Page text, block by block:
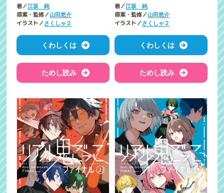
著／江坂 純
原案・監修／山田悠介
イラスト／さくしゃ２
くわしくは
ためし読み
著／江坂 純
原案・監修／山田悠介
イラスト／さくしゃ２
くわしくは
ためし読み